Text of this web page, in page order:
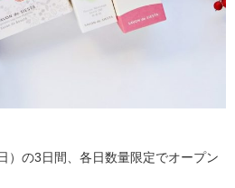
）の3日間、各日数量限定でオープン